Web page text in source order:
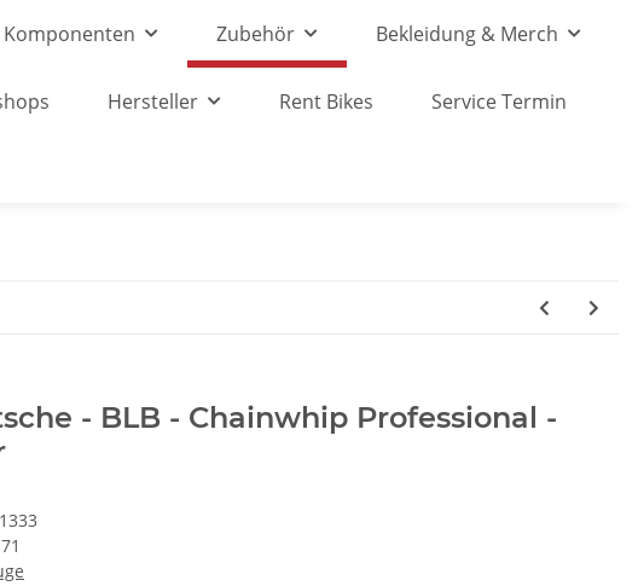
Komponenten Zubehör Bekleidung & Merch
Hersteller Rent Bikes Service Termin
- BLB - Chainwhip Professional -